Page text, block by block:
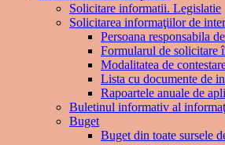
Solicitare informatii. Legislatie
Solicitarea informaţiilor de
Persoana responsabila
Formularul de solicitare
Modalitatea de
Lista cu documente de
Rapoartele anuale de
Buletinul informativ al
Buget
Buget din toate sursele